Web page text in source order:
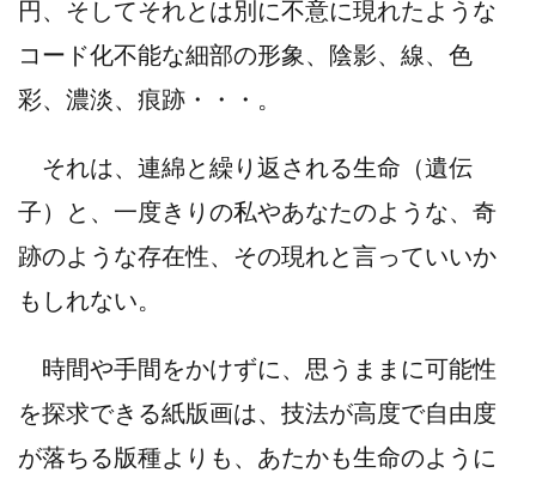
円、そしてそれとは別に不意に現れたような
コード化不能な細部の形象、陰影、線、色
彩、濃淡、痕跡・・・。
それは、連綿と繰り返される生命（遺伝
子）と、一度きりの私やあなたのような、奇
跡のような存在性、その現れと言っていいか
もしれない。
時間や手間をかけずに、思うままに可能性
を探求できる紙版画は、技法が高度で自由度
が落ちる版種よりも、あたかも生命のように